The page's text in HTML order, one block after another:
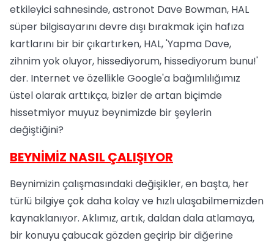
etkileyici sahnesinde, astronot Dave Bowman, HAL
süper bilgisayarını devre dışı bırakmak için hafıza
kartlarını bir bir çıkartırken, HAL, 'Yapma Dave,
zihnim yok oluyor, hissediyorum, hissediyorum bunu!'
der. Internet ve özellikle Google'a bağımlılığımız
üstel olarak arttıkça, bizler de artan biçimde
hissetmiyor muyuz beynimizde bir şeylerin
değiştiğini?
BEYNİMİZ NASIL ÇALIŞIYOR
Beynimizin çalışmasındaki değişikler, en başta, her
türlü bilgiye çok daha kolay ve hızlı ulaşabilmemizden
kaynaklanıyor. Aklımız, artık, daldan dala atlamaya,
bir konuyu çabucak gözden geçirip bir diğerine